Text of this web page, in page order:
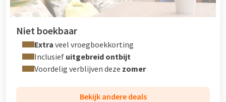
Niet boekbaar
Extra veel vroegboekkorting
Inclusief uitgebreid ontbijt
Voordelig verblijven deze zomer
Bekijk andere deals